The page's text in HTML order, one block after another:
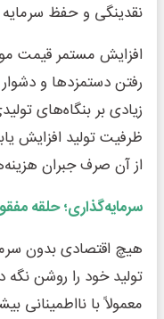
نقدینگی و حفظ
افزایش مستمر قیمت
رفتن دستمزدها و
زیادی بر بنگاه‌های
ظرفیت تولید افزایش
از آن صرف جبران
سرمایه‌گذاری؛ حلقه
هیچ اقتصادی بدون
تولید خود را روشن نگه
معمولاً با نااطمینانی